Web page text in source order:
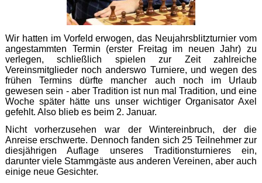
Wir hatten im Vorfeld erwogen, das Neujahrsblitzturnier vom
angestammten Termin (erster Freitag im neuen Jahr) zu
verlegen, schließlich spielen zur Zeit zahlreiche
Vereinsmitglieder noch anderswo Turniere, und wegen des
frühen Termins dürfte mancher auch noch im Urlaub
gewesen sein - aber Tradition ist nun mal Tradition, und eine
Woche später hätte uns unser wichtiger Organisator Axel
gefehlt. Also blieb es beim 2. Januar.
Nicht vorherzusehen war der Wintereinbruch, der die
Anreise erschwerte. Dennoch fanden sich 25 Teilnehmer zur
diesjährigen Auflage unseres Traditionsturnieres ein,
darunter viele Stammgäste aus anderen Vereinen, aber auch
einige neue Gesichter.